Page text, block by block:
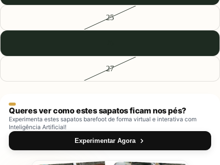
25
27
Queres ver como estes sapatos ficam nos pés?
Experimenta estes sapatos barefoot de forma virtual e interativa com
Inteligência Artificial!
Experimentar Agora